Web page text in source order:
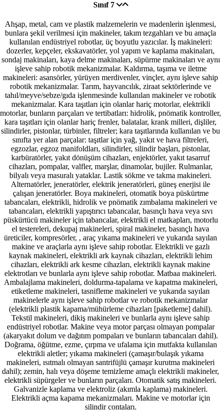
Sınıf 7
Ahşap, metal, cam ve plastik malzemelerin ve madenlerin işlenmesi,
bunlara şekil verilmesi için makineler, takım tezgahları ve bu amaçla
kullanılan endüstriyel robotlar, üç boyutlu yazıcılar. İş makineleri:
dozerler, kepçeler, ekskavatörler, yol yapım ve kaplama makinaları,
sondaj makinaları, kaya delme makinaları, süpürme makinaları ve aynı
işleve sahip robotik mekanizmalar. Kaldırma, taşıma ve iletme
makineleri: asansörler, yürüyen merdivenler, vinçler, aynı işleve sahip
robotik mekanizmalar. Tarım, hayvancılık, ziraat sektörlerinde ve
tahıl/meyve/sebze/gıda işlenmesinde kullanılan makineler ve robotik
mekanizmalar. Kara taşıtları için olanlar hariç motorlar, elektrikli
motorlar, bunların parçaları ve tertibatları: hidrolik, pnömatik kontroller,
kara taşıtları için olanlar hariç frenler, balatalar, krank milleri, dişliler,
silindirler, pistonlar, türbinler, filtreler; kara taşıtlarında kullanılan ve bu
sınıfta yer alan parçalar: taşıtlar için yağ, yakıt ve hava filtreleri,
egzozlar, egzoz manifoldları, silindirler, silindir başları, pistonlar,
karbüratörler, yakıt dönüşüm cihazları, enjektörler, yakıt tasarruf
cihazları, pompalar, valfler, marşlar, dinamolar, bujiler. Rulmanlar,
bilyalı veya masuralı yataklar. Lastik sökme ve takma makineleri.
Alternatörler, jeneratörler, elektrik jeneratörleri, güneş enerjisi ile
çalışan jeneratörler. Boya makineleri, otomatik boya püskürtme
tabancaları, elektrikli, hidrolik ve pnömatik zımbalama makineleri ve
tabancaları, elektrikli yapıştırıcı tabancalar, basınçlı hava veya sıvı
püskürtücü makineler için tabancalar, elektrikli el matkapları, motorlu
el testereleri, dekupaj makineleri, spiral makineler, basınçlı hava
üreticiler, kompresörler, , araç yıkama makineleri ve yukarıda sayılan
makine ve araçlarla aynı işleve sahip robotlar. Elektrikli ve gazlı
kaynak makineleri, elektrikli ark kaynak cihazları, elektrikli lehim
cihazları, elektrikli ark kesme cihazları, elektrikli kaynak makine
elektrotları ve bunlarla aynı işleve sahip robotlar. Matbaa makineleri.
Ambalajlama makineleri, doldurma-tapalama ve kapatma makineleri,
etiketleme makineleri, tasnifleme makineleri ve yukarıda sayılan
makinelerle aynı işleve sahip robotlar ve robotik mekanizmalar
(elektrikli plastik kapama/mühürleme cihazları [paketleme] dahil).
Tekstil makineleri, dikiş makineleri ve bunlarla aynı işleve sahip
endüstriyel robotlar. Makine veya motor parçası olmayan pompalar
(akaryakıt dolum ve dağıtım pompaları ve bunların tabancaları dahil).
Doğrama, öğütme, ezme, çırpma ve ufalama için mutfakta kullanılan
elektrikli aletler; yıkama makineleri (çamaşır/bulaşık yıkama
makineleri, ısıtmalı olmayan santrifüjlü çamaşır kurutma makineleri
dahil); zemin, halı veya döşeme temizleme amaçlı elektrikli makineler,
elektrikli süpürgeler ve bunların parçaları. Otomatik satış makineleri.
Galvanizle kaplama ve elektroliz (akımla kaplama) makineleri.
Elektrikli açma kapama mekanizmaları. Makine ve motorlar için
silindir contaları.